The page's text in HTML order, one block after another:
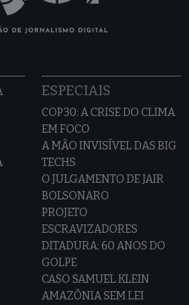
ESPECIAIS
COP30: A CRISE DO CLIMA
EM FOCO
A MÃO INVISÍVEL DAS BIG
TECHS
O JULGAMENTO DE JAIR
BOLSONARO
PROJETO
ESCRAVIZADORES
DITADURA: 60 ANOS DO
GOLPE
CASO SAMUEL KLEIN
AMAZÔNIA SEM LEI